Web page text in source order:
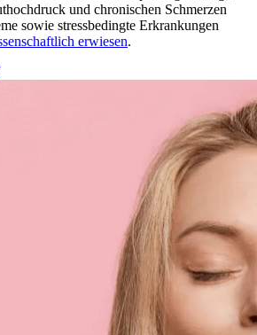
und chronischen Schmerzen
sowie stress­be­ding­te Erkran­kun­gen
erwiesen.